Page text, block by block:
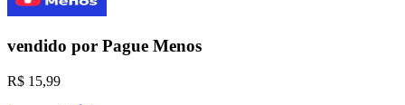
vendido por Pague Menos
R$ 15,99